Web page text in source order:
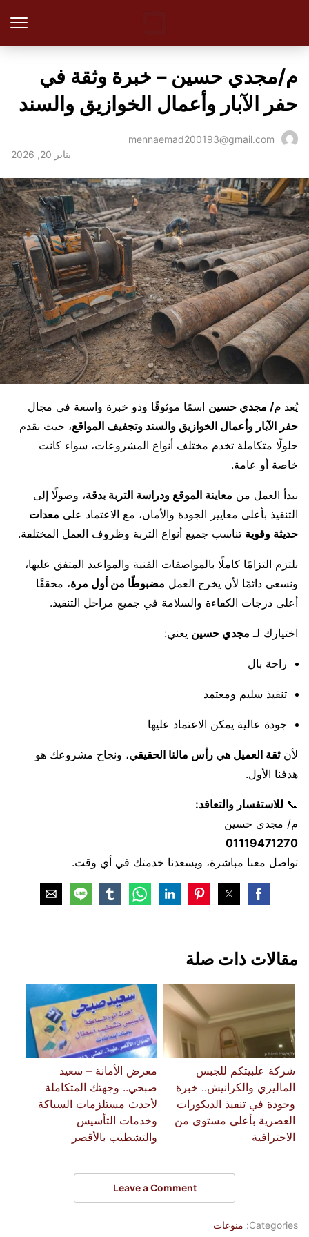
م/مجدي حسين – خبرة وثقة في
حفر الآبار وأعمال الخوازيق والسند
mennaemad200193@gmail.com
يناير 20, 2026
يُعد م/ مجدي حسين اسمًا موثوقًا وذو خبرة واسعة في مجال
حفر الآبار وأعمال الخوازيق والسند وتجفيف المواقع، حيث نقدم
حلولًا متكاملة تخدم مختلف أنواع المشروعات، سواء كانت
خاصة أو عامة.
نبدأ العمل من معاينة الموقع ودراسة التربة بدقة، وصولًا إلى
التنفيذ بأعلى معايير الجودة والأمان، مع الاعتماد على معدات
حديثة وقوية تناسب جميع أنواع التربة وظروف العمل المختلفة.
نلتزم التزامًا كاملًا بالمواصفات الفنية والمواعيد المتفق عليها،
ونسعى دائمًا لأن يخرج العمل مضبوطًا من أول مرة، محققًا
أعلى درجات الكفاءة والسلامة في جميع مراحل التنفيذ.
اختيارك لـ مجدي حسين يعني:
راحة بال
تنفيذ سليم ومعتمد
جودة عالية يمكن الاعتماد عليها
لأنثقة العميل هي رأس مالنا الحقيقي، ونجاح مشروعك هو
هدفنا الأول.
📞 للاستفسار والتعاقد:
م/ مجدي حسين
01119471270
تواصل معنا مباشرة، ويسعدنا خدمتك في أي وقت.
مقالات ذات صلة
شركة علبيتكم للجبس
الماليزي والكرانيش.. خبرة
وجودة في تنفيذ الديكورات
العصرية بأعلى مستوى من
الاحترافية
معرض الأمانة – سعيد
صبحي.. وجهتك المتكاملة
لأحدث مستلزمات السباكة
وخدمات التأسيس
والتشطيب بالأقصر
Leave a Comment
Categories: منوعات